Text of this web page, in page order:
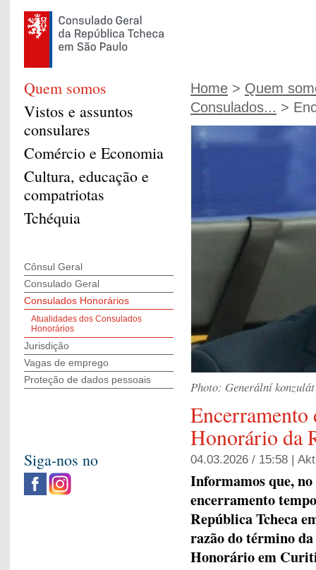
Home > Quem
Consulados... >
Photo: Generální
Honorário da
04.03.2026 / 15:58 |
Informamos que,
encerramento
República Tcheca
razão do término
Honorário em
Quem somos
Vistos e assuntos
consulares
Comércio e Economia
Cultura, educação e
compatriotas
Tchéquia
Cônsul Geral
Consulado Geral
Consulados Honorários
Atualidades dos Consulados
Honorários
Jurisdição
Vagas de emprego
Proteção de dados pessoais
Siga-nos no